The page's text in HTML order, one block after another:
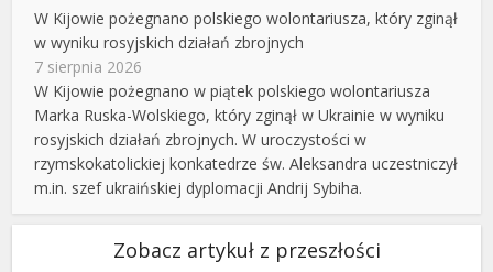
W Kijowie pożegnano polskiego wolontariusza, który zginął
w wyniku rosyjskich działań zbrojnych
7 sierpnia 2026
W Kijowie pożegnano w piątek polskiego wolontariusza
Marka Ruska-Wolskiego, który zginął w Ukrainie w wyniku
rosyjskich działań zbrojnych. W uroczystości w
rzymskokatolickiej konkatedrze św. Aleksandra uczestniczył
m.in. szef ukraińskiej dyplomacji Andrij Sybiha.
Zobacz artykuł z przeszłości